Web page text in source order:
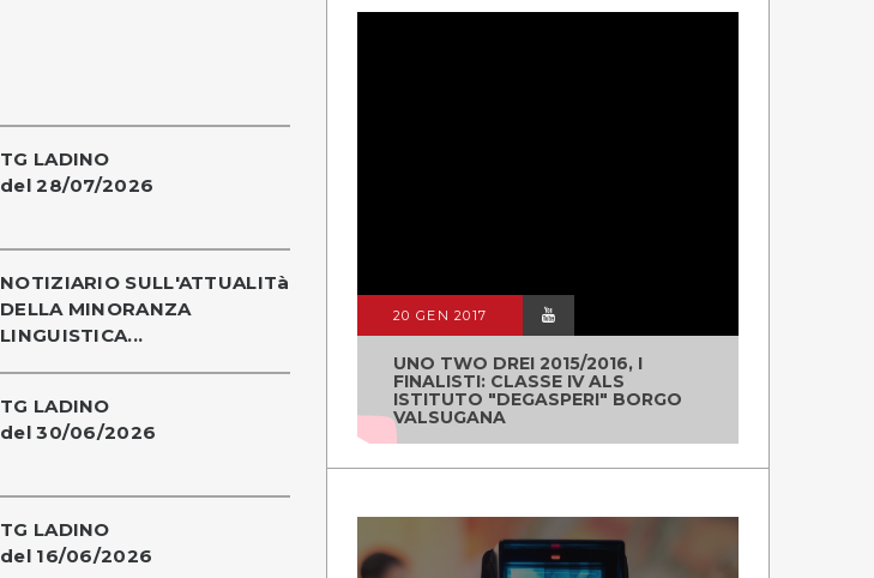
TG LADINO
del 28/07/2026
NOTIZIARIO SULL'ATTUALITà
DELLA MINORANZA
LINGUISTICA...
TG LADINO
del 30/06/2026
TG LADINO
del 16/06/2026
20 GEN 2017
UNO TWO DREI 2015/2016, I
FINALISTI: CLASSE IV ALS
ISTITUTO "DEGASPERI" BORGO
VALSUGANA